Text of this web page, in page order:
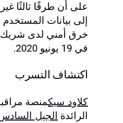
على أن طرفًا ثالثًا
إلى بيانات
خرق أمني لدى شريك
في 19 يونيو 2020.
اكتشاف التسرب
كلاود سيكمنصة
الرائدة الجيل